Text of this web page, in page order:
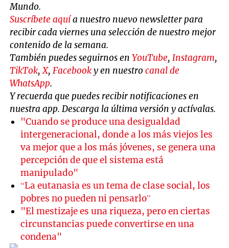
Mundo.
Suscríbete aquía nuestro nuevo newsletter para
recibir cada viernes una selección de nuestro mejor
contenido de la semana.
También puedes seguirnos enYouTube,Instagram,
TikTok,X,Facebooky en nuestrocanal de
WhatsApp.
Y recuerda que puedes recibir notificaciones en
nuestra app. Descarga la última versión y actívalas.
"Cuando se produce una desigualdad
intergeneracional, donde a los más viejos les
va mejor que a los más jóvenes, se genera una
percepción de que el sistema está
manipulado"
“La eutanasia es un tema de clase social, los
pobres no pueden ni pensarlo”
"El mestizaje es una riqueza, pero en ciertas
circunstancias puede convertirse en una
condena"